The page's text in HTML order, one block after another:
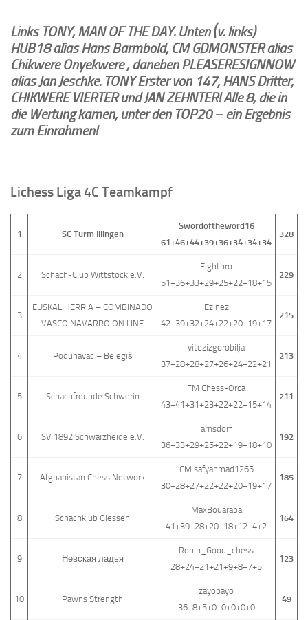
Links TONY, MAN OF THE DAY. Unten (v. links)
HUB18 alias Hans Barmbold, CM GDMONSTER alias
Chikwere Onyekwere , daneben PLEASERESIGNNOW
alias Jan Jeschke. TONY Erster von 147, HANS Dritter,
CHIKWERE VIERTER und JAN ZEHNTER! Alle 8, die in
die Wertung kamen, unter den TOP20 – ein Ergebnis
zum Einrahmen!
Lichess Liga 4C Teamkampf
1 SC Turm Illingen
Swordoftheword16
61+46+44+39+36+34+34+34
328
2 Schach-Club Wittstock e.V.
Fightbro
51+36+33+29+25+22+18+15
229
3
EUSKAL HERRIA – COMBINADO
VASCO NAVARRO ON LINE
Ezinez
42+39+32+24+22+20+19+17
215
4 Podunavac – Belegiš
vitezizgorobilja
37+28+28+27+26+24+22+21
213
5 Schachfreunde Schwerin
FM Chess-Orca
43+41+31+23+22+22+15+14
211
6 SV 1892 Schwarzheide e.V.
arnsdorf
36+33+29+25+22+19+18+10
192
7 Afghanistan Chess Network
CM safyahmad1265
30+28+27+22+22+20+19+17
185
8 Schachklub Giessen
MaxBouaraba
41+39+28+20+18+12+4+2
164
9 Невская ладья
Robin_Good_chess
28+24+21+21+9+8+7+5
123
10 Pawns Strength
zayobayo
36+8+5+0+0+0+0+0
49